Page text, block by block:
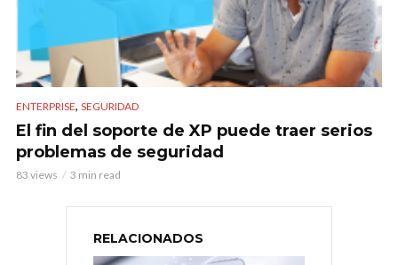
ENTERPRISE, SEGURIDAD
El fin del soporte de XP puede traer serios
problemas de seguridad
83 views 3 min read
RELACIONADOS